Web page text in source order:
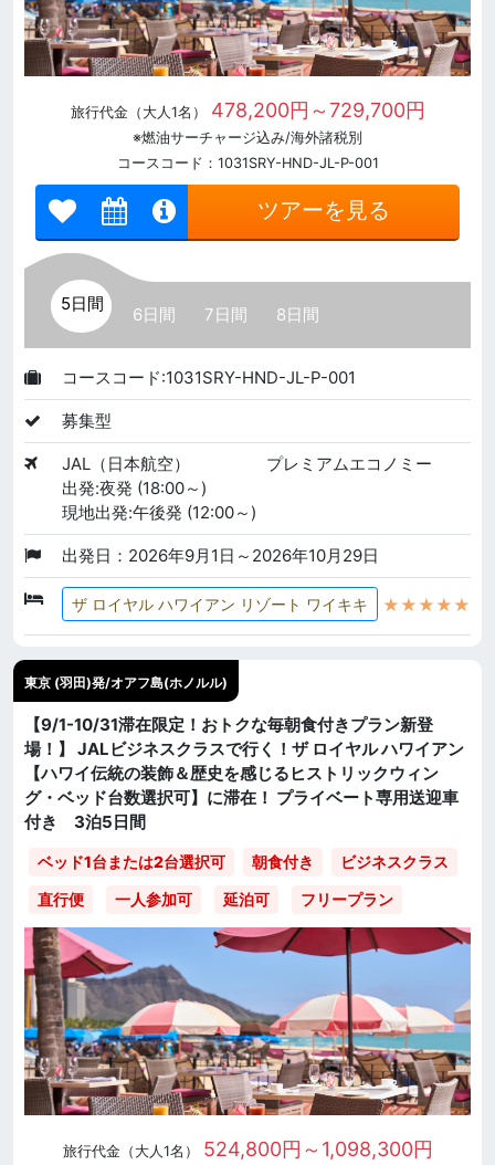
旅行代金（大人1名） 478,200円～729,700円
※燃油サーチャージ込み/海外諸税別
コースコード：1031SRY-HND-JL-P-001
ツアーを見る
5日間
6日間 7日間 8日間
コースコード:1031SRY-HND-JL-P-001
募集型
JAL（日本航空）
プレミアムエコノミー
出発:夜発 (18:00～)
現地出発:午後発 (12:00～)
出発日：2026年9月1日～2026年10月29日
ザ ロイヤル ハワイアン リゾート ワイキキ ★★★★★
東京 (羽田)発/オアフ島(ホノルル)
【9/1-10/31滞在限定！おトクな毎朝食付きプラン新登
場！】 JALビジネスクラスで行く！ザ ロイヤル ハワイアン
【ハワイ伝統の装飾＆歴史を感じるヒストリックウィン
グ・ベッド台数選択可】に滞在！ プライベート専用送迎車
付き 3泊5日間
ベッド1台または2台選択可 朝食付き
ビジネスクラス
直行便
一人参加可 延泊可 フリープラン
旅行代金（大人1名） 524,800円～1,098,300円